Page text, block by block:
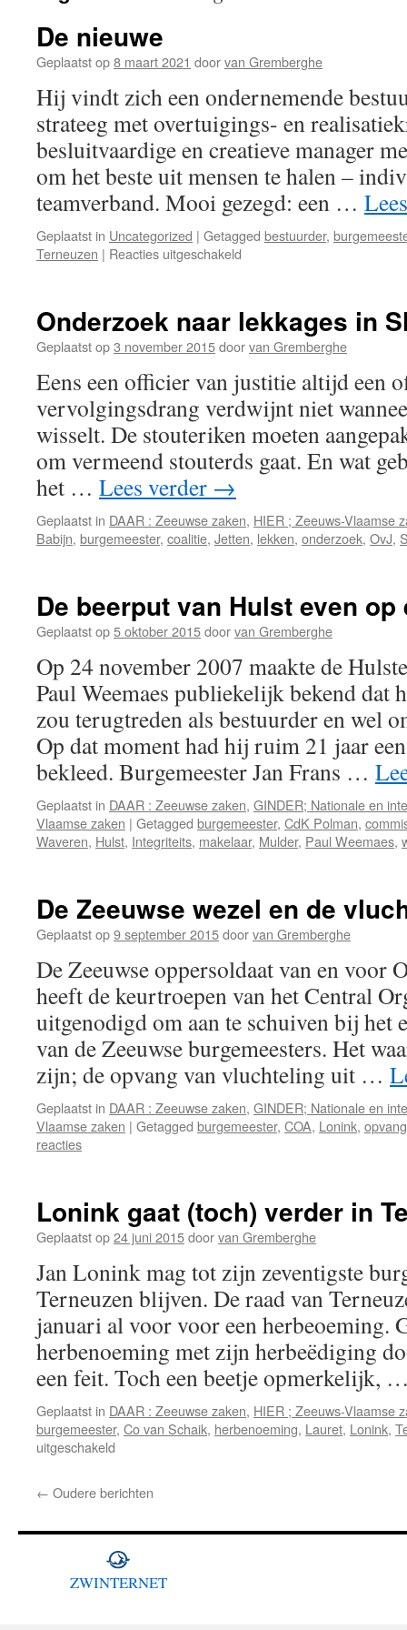
De nieuwe
Geplaatst op8 maart 2021 doorvan Gremberghe
Hij vindt zich een ondernemende
strateeg met overtuigings- en
besluitvaardige en creatieve manager
om het beste uit mensen te halen –
teamverband. Mooi gezegd: een …
Geplaatst in Uncategorized | Getagged bestuurder,
Terneuzen | Reacties uitgeschakeld
Onderzoek naar lekkages in
Geplaatst op3 november 2015doorvan Gremberghe
Eens een officier van justitie altijd een
vervolgingsdrang verdwijnt niet
wisselt. De stouteriken moeten
om vermeend stouterds gaat. En wat
het … Lees verder →
Geplaatst in DAAR : Zeeuwse zaken, HIER ; Zeeuws-Vlaamse
Babijn, burgemeester, coalitie, Jetten, lekken, onderzoek, OvJ,
De beerput van Hulst even op
Geplaatst op5 oktober 2015doorvan Gremberghe
Op 24 november 2007 maakte de
Paul Weemaes publiekelijk bekend dat
zou terugtreden als bestuurder en wel
Op dat moment had hij ruim 21 jaar
bekleed. Burgemeester Jan Frans …
Geplaatst in DAAR : Zeeuwse zaken, GINDER; Nationale en
Vlaamse zaken | Getagged burgemeester, CdK Polman,
Waveren, Hulst, Integriteits, makelaar, Mulder, Paul Weemaes,
De Zeeuwse wezel en de
Geplaatst op9 september 2015doorvan Gremberghe
De Zeeuwse oppersoldaat van en voor
heeft de keurtroepen van het Central
uitgenodigd om aan te schuiven bij het
van de Zeeuwse burgemeesters. Het
zijn; de opvang van vluchteling uit …
Geplaatst in DAAR : Zeeuwse zaken, GINDER; Nationale en
Vlaamse zaken | Getagged burgemeester, COA, Lonink, opvang
reacties
Lonink gaat (toch) verder in
Geplaatst op24 juni 2015doorvan Gremberghe
Jan Lonink mag tot zijn zeventigste
Terneuzen blijven. De raad van
januari al voor voor een herbeoeming.
herbenoeming met zijn herbeëdiging
een feit. Toch een beetje opmerkelijk,
Geplaatst in DAAR : Zeeuwse zaken, HIER ; Zeeuws-Vlaamse
burgemeester, Co van Schaik, herbenoeming, Lauret, Lonink,
uitgeschakeld
(toch)
in
Terneuzen
← Oudere berichten
ZWINTERNET